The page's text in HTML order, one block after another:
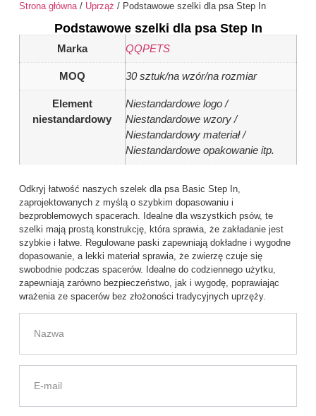
Strona główna/ Uprząż / Podstawowe szelki dla psa Step In
Podstawowe szelki dla psa Step In
Marka QQPETS
MOQ 30 sztuk/na wzór/na rozmiar
Element
niestandardowy
Niestandardowe logo /
Niestandardowe wzory /
Niestandardowy materiał /
Niestandardowe opakowanie itp.
Odkryj łatwość naszych szelek dla psa Basic Step In,
zaprojektowanych z myślą o szybkim dopasowaniu i
bezproblemowych spacerach. Idealne dla wszystkich psów, te
szelki mają prostą konstrukcję, która sprawia, że zakładanie jest
szybkie i łatwe. Regulowane paski zapewniają dokładne i wygodne
dopasowanie, a lekki materiał sprawia, że zwierzę czuje się
swobodnie podczas spacerów. Idealne do codziennego użytku,
zapewniają zarówno bezpieczeństwo, jak i wygodę, poprawiając
wrażenia ze spacerów bez złożoności tradycyjnych uprzęży.